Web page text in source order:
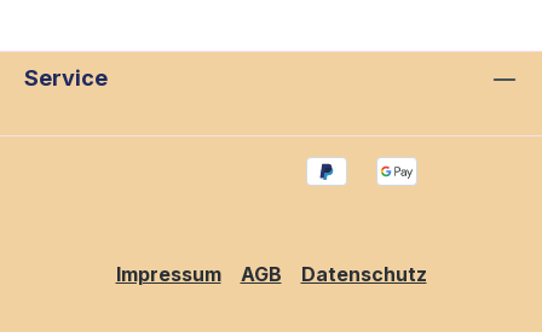
Service
Impressum AGB Datenschutz